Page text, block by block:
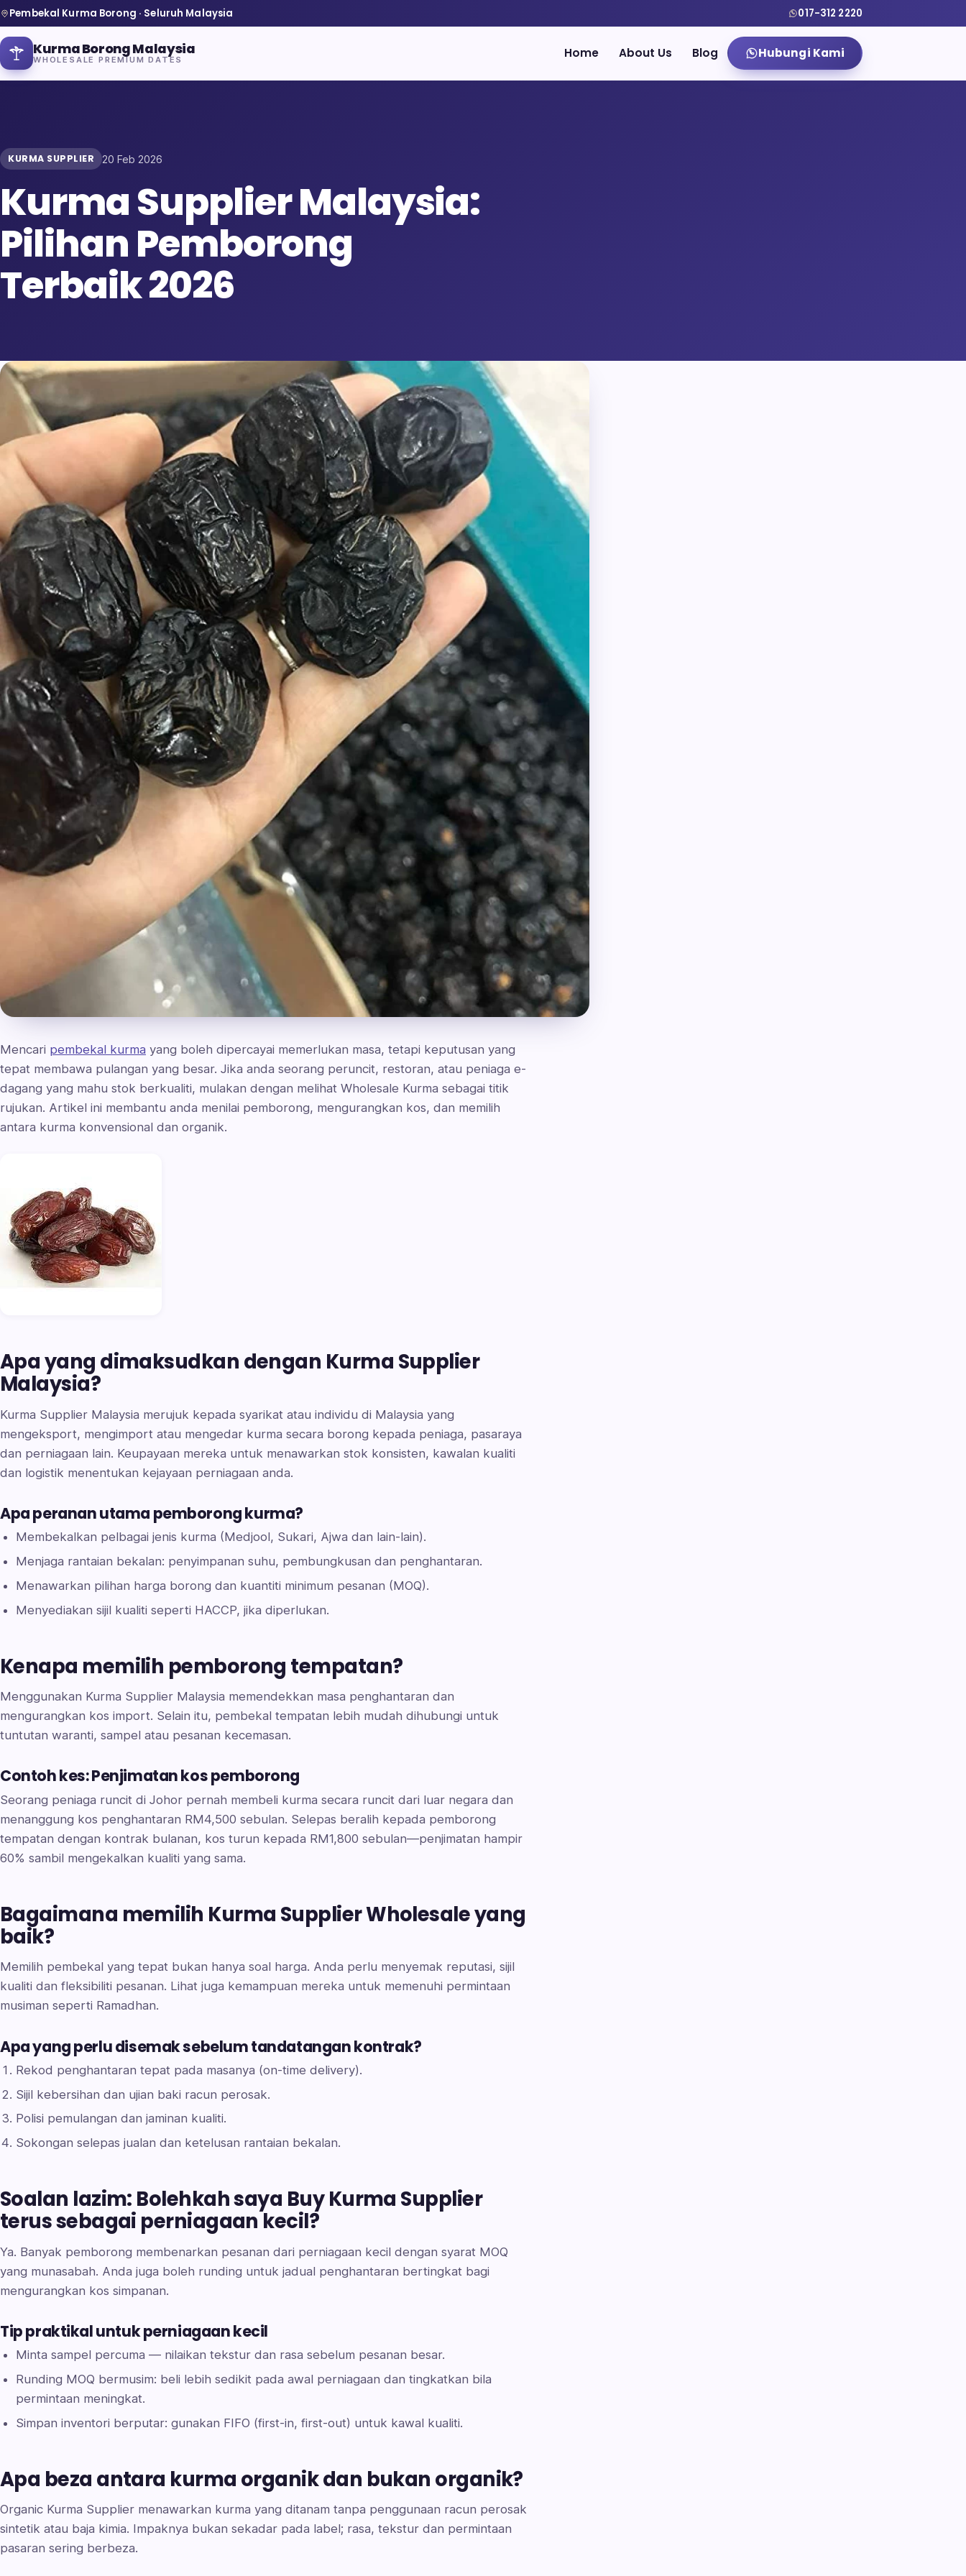
Pembekal Kurma Borong · Seluruh Malaysia 017-312 2220
Kurma Borong Malaysia
WHOLESALE PREMIUM DATES Home About Us Blog Hubungi Kami
Home
About Us
Blog
KURMA SUPPLIER 20 Feb 2026
Kurma Supplier Malaysia:
Pilihan Pemborong
Terbaik 2026
Mencari pembekal kurma yang boleh dipercayai memerlukan masa, tetapi keputusan yang
tepat membawa pulangan yang besar. Jika anda seorang peruncit, restoran, atau peniaga e-
dagang yang mahu stok berkualiti, mulakan dengan melihat Wholesale Kurma sebagai titik
rujukan. Artikel ini membantu anda menilai pemborong, mengurangkan kos, dan memilih
antara kurma konvensional dan organik.
Apa yang dimaksudkan dengan Kurma Supplier
Malaysia?
Kurma Supplier Malaysia merujuk kepada syarikat atau individu di Malaysia yang
mengeksport, mengimport atau mengedar kurma secara borong kepada peniaga, pasaraya
dan perniagaan lain. Keupayaan mereka untuk menawarkan stok konsisten, kawalan kualiti
dan logistik menentukan kejayaan perniagaan anda.
Apa peranan utama pemborong kurma?
Membekalkan pelbagai jenis kurma (Medjool, Sukari, Ajwa dan lain-lain).
Menjaga rantaian bekalan: penyimpanan suhu, pembungkusan dan penghantaran.
Menawarkan pilihan harga borong dan kuantiti minimum pesanan (MOQ).
Menyediakan sijil kualiti seperti HACCP, jika diperlukan.
Kenapa memilih pemborong tempatan?
Menggunakan Kurma Supplier Malaysia memendekkan masa penghantaran dan
mengurangkan kos import. Selain itu, pembekal tempatan lebih mudah dihubungi untuk
tuntutan waranti, sampel atau pesanan kecemasan.
Contoh kes: Penjimatan kos pemborong
Seorang peniaga runcit di Johor pernah membeli kurma secara runcit dari luar negara dan
menanggung kos penghantaran RM4,500 sebulan. Selepas beralih kepada pemborong
tempatan dengan kontrak bulanan, kos turun kepada RM1,800 sebulan—penjimatan hampir
60% sambil mengekalkan kualiti yang sama.
Bagaimana memilih Kurma Supplier Wholesale yang
baik?
Memilih pembekal yang tepat bukan hanya soal harga. Anda perlu menyemak reputasi, sijil
kualiti dan fleksibiliti pesanan. Lihat juga kemampuan mereka untuk memenuhi permintaan
musiman seperti Ramadhan.
Apa yang perlu disemak sebelum tandatangan kontrak?
Rekod penghantaran tepat pada masanya (on-time delivery).
Sijil kebersihan dan ujian baki racun perosak.
Polisi pemulangan dan jaminan kualiti.
Sokongan selepas jualan dan ketelusan rantaian bekalan.
Soalan lazim: Bolehkah saya Buy Kurma Supplier
terus sebagai perniagaan kecil?
Ya. Banyak pemborong membenarkan pesanan dari perniagaan kecil dengan syarat MOQ
yang munasabah. Anda juga boleh runding untuk jadual penghantaran bertingkat bagi
mengurangkan kos simpanan.
Tip praktikal untuk perniagaan kecil
Minta sampel percuma — nilaikan tekstur dan rasa sebelum pesanan besar.
Runding MOQ bermusim: beli lebih sedikit pada awal perniagaan dan tingkatkan bila
permintaan meningkat.
Simpan inventori berputar: gunakan FIFO (first-in, first-out) untuk kawal kualiti.
Apa beza antara kurma organik dan bukan organik?
Organic Kurma Supplier menawarkan kurma yang ditanam tanpa penggunaan racun perosak
sintetik atau baja kimia. Impaknya bukan sekadar pada label; rasa, tekstur dan permintaan
pasaran sering berbeza.